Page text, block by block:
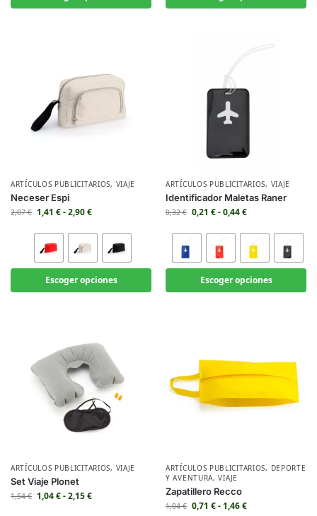
ARTÍCULOS PUBLICITARIOS, VIAJE
Neceser Espi
2,07€ 1,41 €-2,90€
Escoger opciones
ARTÍCULOS PUBLICITARIOS, VIAJE
Identificador Maletas Raner
0,32€ 0,21 €-0,44€
Escoger opciones
ARTÍCULOS PUBLICITARIOS, VIAJE
Set Viaje Plonet
1,54€ 1,04€-2,15€
ARTÍCULOS PUBLICITARIOS, DEPORTE
Y AVENTURA,VIAJE
Zapatillero Recco
1,04€ 0,71 €- 1,46€